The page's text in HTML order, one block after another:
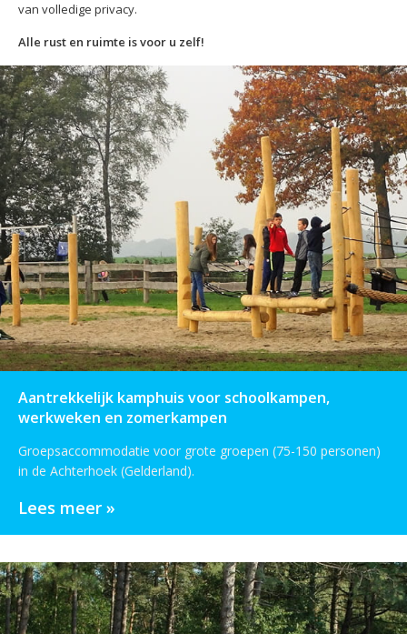
van volledige privacy.
Alle rust en ruimte is voor u zelf!
Aantrekkelijk kamphuis voor schoolkampen,
werkweken en zomerkampen
Groepsaccommodatie voor grote groepen (75-150 personen)
in de Achterhoek (Gelderland).
Lees meer »